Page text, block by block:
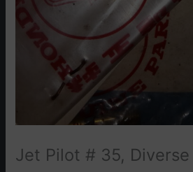
Jet Pilot # 35,